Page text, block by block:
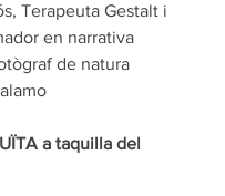
Terapeuta Gestalt i
en narrativa
de natura
a taquilla del